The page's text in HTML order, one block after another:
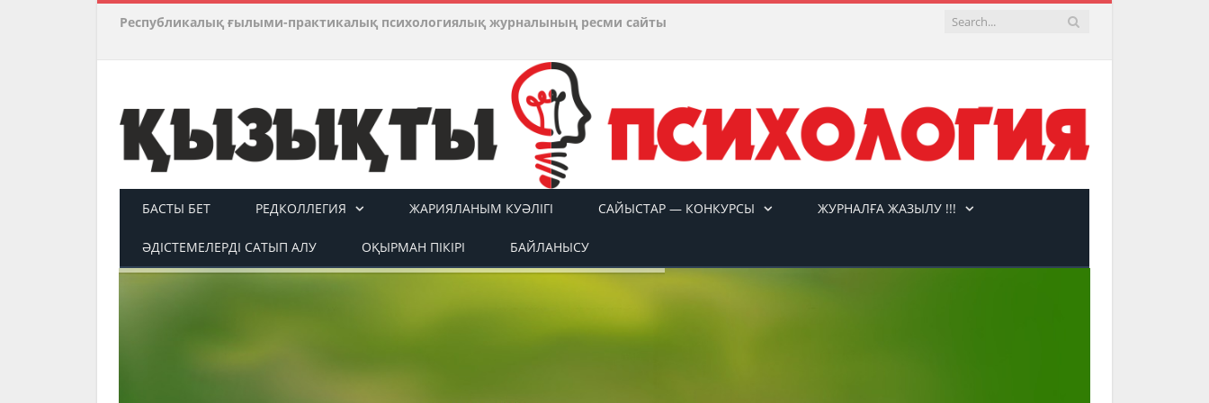
Республикалық ғылыми-практикалық психологиялық журналының ресми сайты
БАСТЫ БЕТ РЕДКОЛЛЕГИЯ ЖАРИЯЛАНЫМ КУӘЛІГІ САЙЫСТАР — КОНКУРСЫ ЖУРНАЛҒА ЖАЗЫЛУ !!!
ӘДІСТЕМЕЛЕРДІ САТЫП АЛУ ОҚЫРМАН ПІКІРІ БАЙЛАНЫСУ